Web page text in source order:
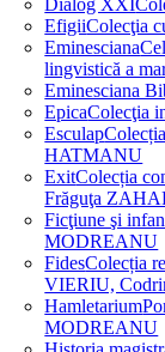
Dialog XXI
EfigiiColecţia
Eminesciana
lingvistică a
Eminesciana
EpicaColecţia
Esculap
HATMANU
ExitColecția
Frăguţa
Ficţiune şi
MODREANU
FidesColecția
VIERIU,
Hamletarium
MODREANU